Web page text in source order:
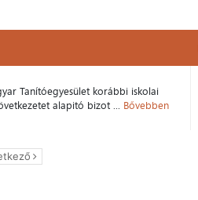
Tanítóegyesület korábbi iskolai
alapitó bizot ... Bővebben